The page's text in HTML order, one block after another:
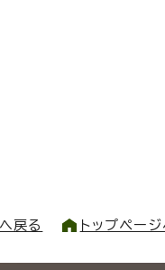
戻る トップペー